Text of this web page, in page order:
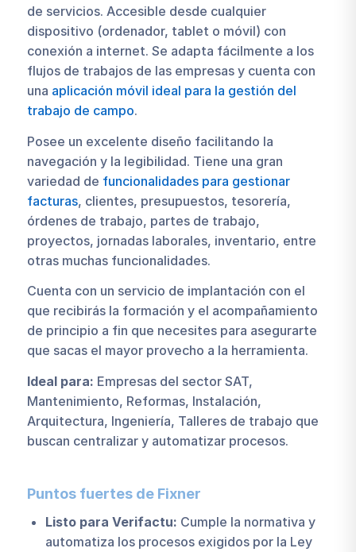
de servicios. Accesible desde cualquier
dispositivo (ordenador, tablet o móvil) con
conexión a internet. Se adapta fácilmente a los
flujos de trabajos de las empresas y cuenta con
una aplicación móvil ideal para la gestión del
trabajo de campo.
Posee un excelente diseño facilitando la
navegación y la legibilidad. Tiene una gran
variedad de funcionalidades para gestionar
facturas, clientes, presupuestos, tesorería,
órdenes de trabajo, partes de trabajo,
proyectos, jornadas laborales, inventario, entre
otras muchas funcionalidades.
Cuenta con un servicio de implantación con el
que recibirás la formación y el acompañamiento
de principio a fin que necesites para asegurarte
que sacas el mayor provecho a la herramienta.
Ideal para: Empresas del sector SAT,
Mantenimiento, Reformas, Instalación,
Arquitectura, Ingeniería, Talleres de trabajo que
buscan centralizar y automatizar procesos.
Puntos fuertes de Fixner
Listo para Verifactu: Cumple la normativa y
automatiza los procesos exigidos por la Ley